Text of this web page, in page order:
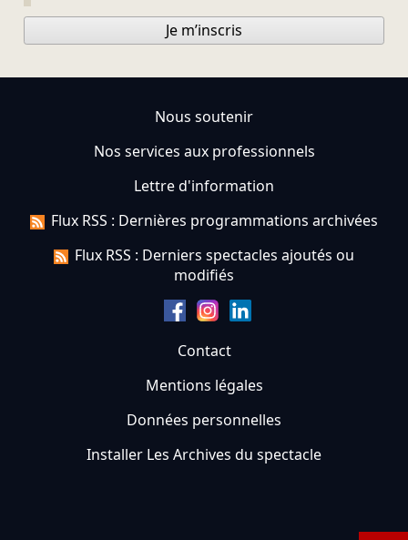
Je m’inscris
Nous soutenir
Nos services aux professionnels
Lettre d'information
Flux RSS : Dernières programmations archivées
Flux RSS : Derniers spectacles ajoutés ou
modifiés
Contact
Mentions légales
Données personnelles
Installer Les Archives du spectacle